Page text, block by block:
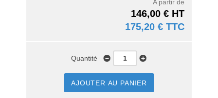
A partir de
146,00 € HT
175,20 € TTC
Quantité
AJOUTER AU PANIER